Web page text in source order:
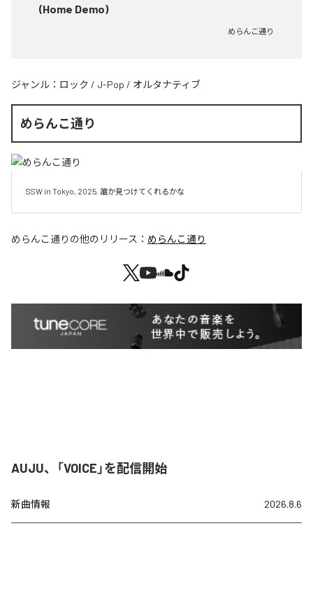
(Home Demo)
めらんこ通り
ジャンル： ロック / J-Pop / オルタナティブ
めらんこ通り
SSW in Tokyo, 2025. 誰か見つけてくれるかな
めらんこ通り の他のリリース： めらんこ通り
AUJU、「VOICE」を配信開始
新曲情報 2026.8.6